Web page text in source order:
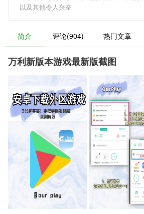
以及其他令人兴奋
简介 评论(904) 热门文章
万利新版本游戏最新版截图